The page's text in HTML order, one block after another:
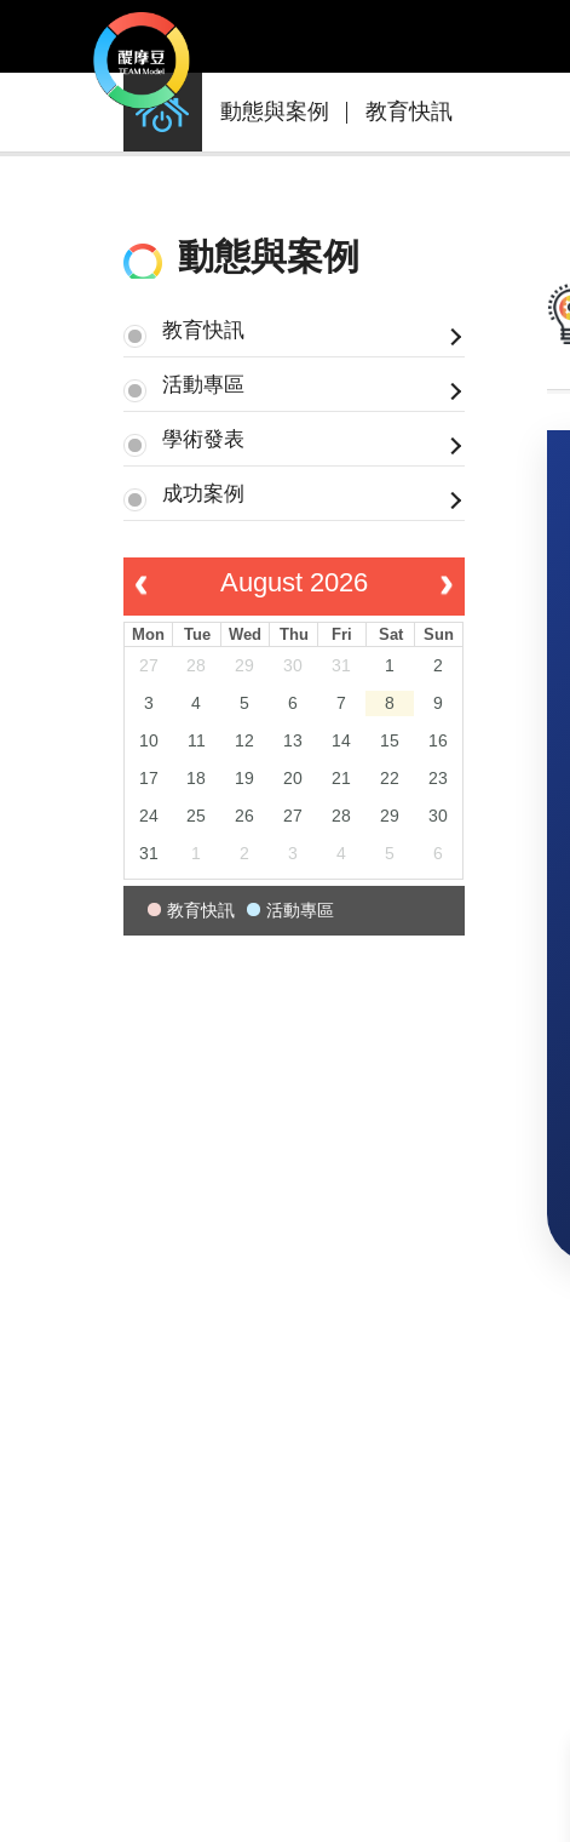
動態與案例 教育快訊
動態與案例
教育快訊
活動專區
學術發表
成功案例
August 2026
Mon Tue Wed Thu Fri Sat Sun
27 28 29 30 31 1
2
3
4 5 6 7 8
9
10
11 12 13 14 15
16
17
18 19 20 21 22
23
24
25 26 27 28 29
30
31
1 2 3 4 5 6
教育快訊 活動專區